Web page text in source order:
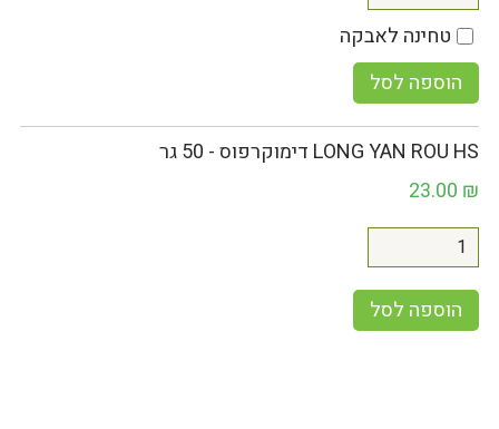
טחינה לאבקה
הוספה לסל
LONG YAN ROU HS דימוקרפוס - 50 גר
23.00 ₪
הוספה לסל